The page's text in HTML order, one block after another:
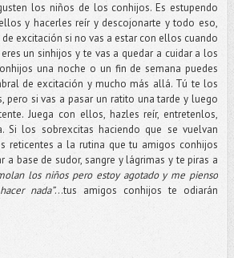
los niños de los conhijos. Es estupendo
y hacerles reír y descojonarte y todo eso,
excitación si no vas a estar con ellos cuando
un sinhijos y te vas a quedar a cuidar a los
una noche o un fin de semana puedes
de excitación y mucho más allá. Tú te los
pero si vas a pasar un ratito una tarde y luego
Juega con ellos, hazles reír, entretenlos,
Si los sobrexcitas haciendo que se vuelvan
reticentes a la rutina que tu amigos conhijos
a base de sudor, sangre y lágrimas y te piras a
los niños pero estoy agotado y me pienso
nada”…tus amigos conhijos te odiarán